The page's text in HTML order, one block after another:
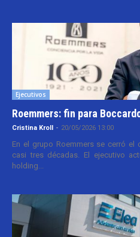
Ejecutivos
Roemmers: fin para
Cristina Kroll - 20/05/2026 13:00
En el grupo Roemmers se cerró
casi tres décadas. El ejecutivo
holding...